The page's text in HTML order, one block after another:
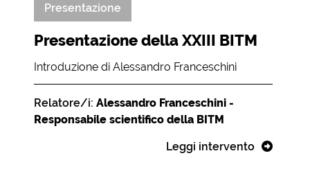
Presentazione
Presentazione della XXIII BITM
Introduzione di Alessandro Franceschini
Relatore/i: Alessandro Franceschini -
Responsabile scientifico della BITM
Leggi intervento